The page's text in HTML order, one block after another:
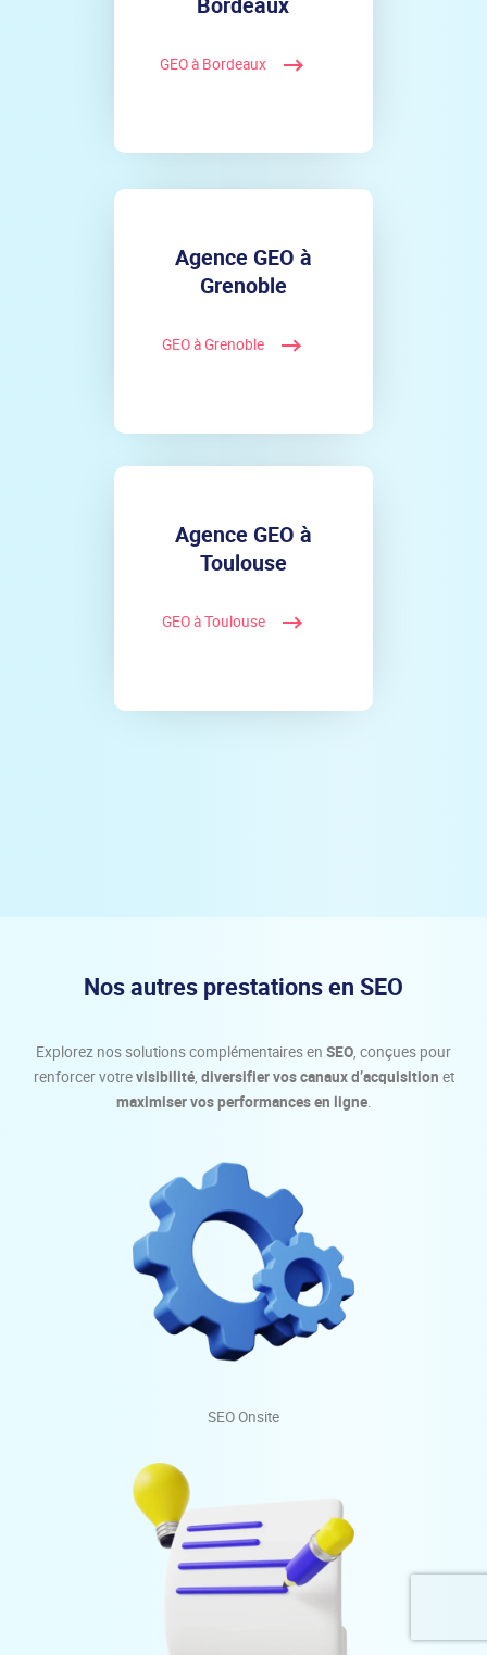
GEO à Bordeaux
Agence GEO à
Grenoble
GEO à Grenoble
Agence GEO à
Toulouse
GEO à Toulouse
Nos autres prestations en SEO
Explorez nos solutions complémentaires en SEO, conçues pour
renforcer votrevisibilité, diversifier vos canaux d’acquisition et
maximiser vos performances en ligne.
SEO Onsite